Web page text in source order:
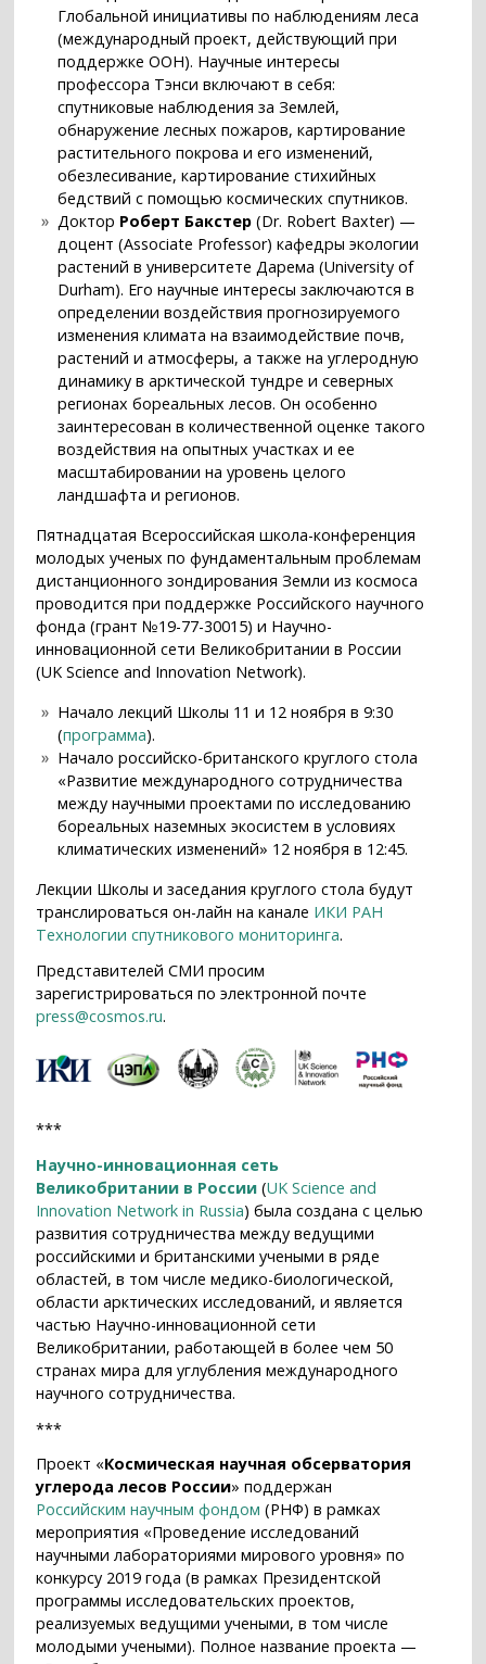
Глобальной инициативы по наблюдениям леса
(международный проект, действующий при
поддержке ООН). Научные интересы
профессора Тэнси включают в себя:
спутниковые наблюдения за Землей,
обнаружение лесных пожаров, картирование
растительного покрова и его изменений,
обезлесивание, картирование стихийных
бедствий с помощью космических спутников.
Доктор Роберт Бакстер (Dr. Robert Baxter) —
доцент (Associate Professor) кафедры экологии
растений в университете Дарема (University of
Durham). Его научные интересы заключаются в
определении воздействия прогнозируемого
изменения климата на взаимодействие почв,
растений и атмосферы, а также на углеродную
динамику в арктической тундре и северных
регионах бореальных лесов. Он особенно
заинтересован в количественной оценке такого
воздействия на опытных участках и ее
масштабировании на уровень целого
ландшафта и регионов.
Пятнадцатая Всероссийская школа-конференция
молодых ученых по фундаментальным проблемам
дистанционного зондирования Земли из космоса
проводится при поддержке Российского научного
фонда (грант №19-77-30015) и Научно-
инновационной сети Великобритании в России
(UK Science and Innovation Network).
Начало лекций Школы 11 и 12 ноября в 9:30
(программа).
Начало российско-британского круглого стола
«Развитие международного сотрудничества
между научными проектами по исследованию
бореальных наземных экосистем в условиях
климатических изменений» 12 ноября в 12:45.
Лекции Школы и заседания круглого стола будут
транслироваться он-лайн на канале ИКИ РАН
Технологии спутникового мониторинга.
Представителей СМИ просим
зарегистрироваться по электронной почте
press@cosmos.ru.
***
Научно-инновационная сеть
Великобритании в России (UK Science and
Innovation Network in Russia) была создана с целью
развития сотрудничества между ведущими
российскими и британскими учеными в ряде
областей, в том числе медико-биологической,
области арктических исследований, и является
частью Научно-инновационной сети
Великобритании, работающей в более чем 50
странах мира для углубления международного
научного сотрудничества.
***
Проект «Космическая научная обсерватория
углерода лесов России» поддержан
Российским научным фондом (РНФ) в рамках
мероприятия «Проведение исследований
научными лабораториями мирового уровня» по
конкурсу 2019 года (в рамках Президентской
программы исследовательских проектов,
реализуемых ведущими учеными, в том числе
молодыми учеными). Полное название проекта —